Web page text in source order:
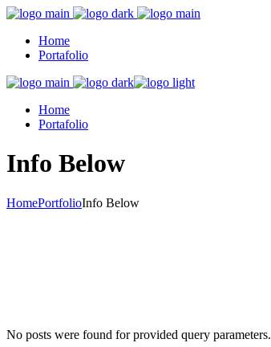
Home
Portafolio
Home
Portafolio
Info Below
HomePortfolioInfo Below
No posts were found for provided query parameters.